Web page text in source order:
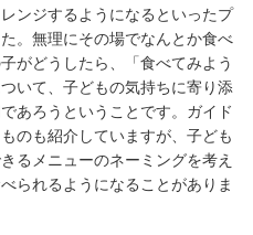
ンジするようになるといったプ
。無理にその場でなんとか食べ
がどうしたら、「食べてみよう
いて、子どもの気持ちに寄り添
あろうということです。ガイド
のも紹介していますが、子ども
るメニューのネーミングを考え
られるようになることがありま